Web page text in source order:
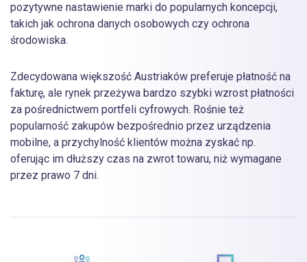
pozytywne nastawienie marki do popularnych koncepcji,
takich jak ochrona danych osobowych czy ochrona
środowiska.
Zdecydowana większość Austriaków preferuje płatność na
fakturę, ale rynek przeżywa bardzo szybki wzrost płatności
za pośrednictwem portfeli cyfrowych. Rośnie też
popularność zakupów bezpośrednio przez urządzenia
mobilne, a przychylność klientów można zyskać np.
oferując im dłuższy czas na zwrot towaru, niż wymagane
przez prawo 7 dni.